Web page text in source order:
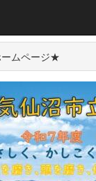
ムページ★